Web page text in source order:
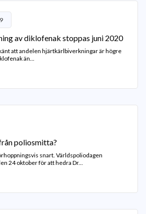
av diklofenak stoppas juni 2020
att andelen hjärtkärlbiverkningar är högre
än...
poliosmitta?
snart. Världspoliodagen
24 oktober för att hedra Dr...